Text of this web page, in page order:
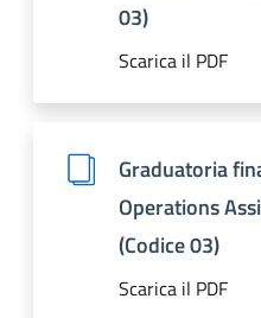
03)
Scarica il PDF
Graduatoria
Operations
(Codice 03)
Scarica il PDF